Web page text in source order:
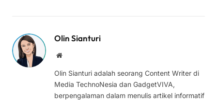
Olin Sianturi
Website
Olin Sianturi adalah seorang Content Writer di
Media TechnoNesia dan GadgetVIVA,
berpengalaman dalam menulis artikel informatif